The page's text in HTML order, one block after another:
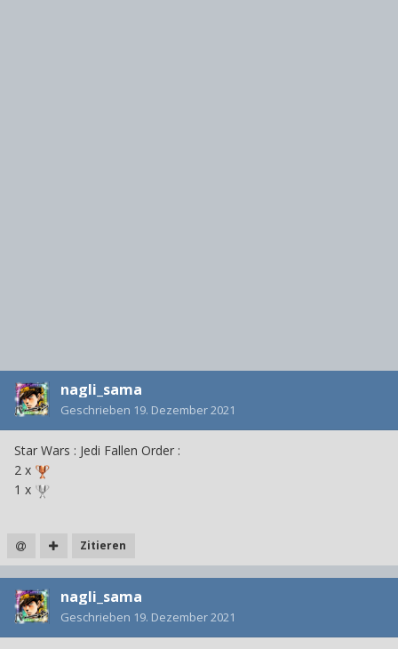
nagli_sama
Geschrieben 19. Dezember 2021
Star Wars : Jedi Fallen Order :
2 x
1 x
Zitieren
nagli_sama
Geschrieben 19. Dezember 2021